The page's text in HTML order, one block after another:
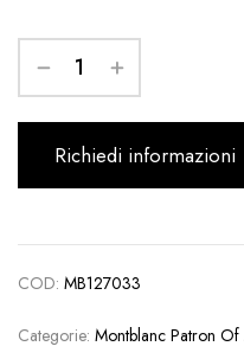
Richiedi informazioni
COD: MB127033
Categorie: Montblanc Patron Of